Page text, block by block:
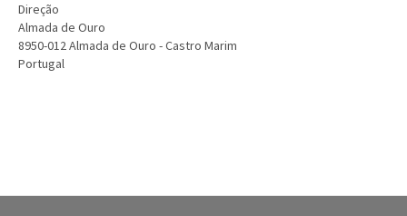
Direção
Almada de Ouro
8950-012Almada de Ouro - Castro Marim
Portugal